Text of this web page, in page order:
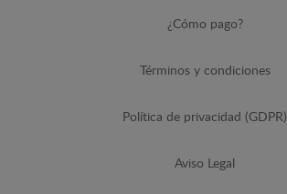
¿Cómo pago?
Términos y condiciones
Política de privacidad (GDPR)
Aviso Legal